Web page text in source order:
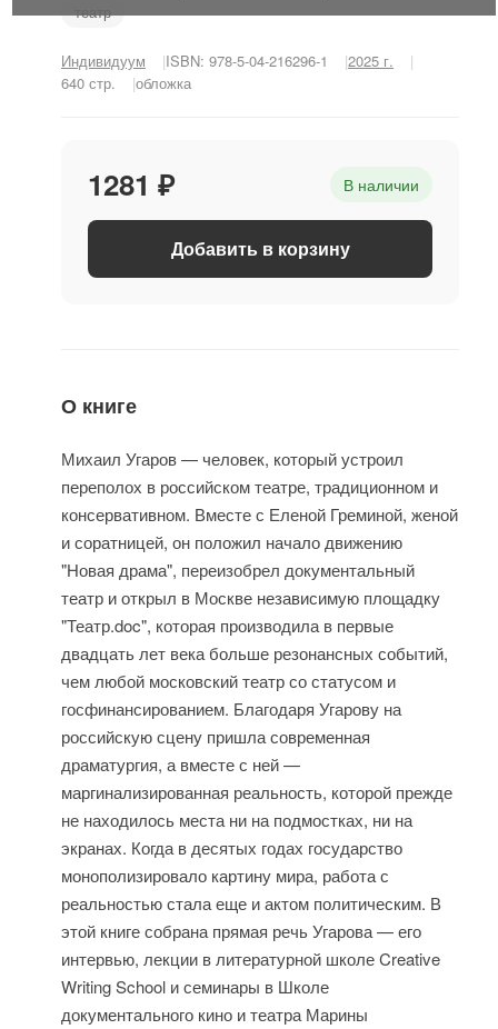
театр
Индивидуум ISBN: 978-5-04-216296-1
2025 г.
640 стр.
обложка
1281 ₽ В наличии
Добавить в корзину
О книге
Михаил Угаров — человек, который устроил
переполох в российском театре, традиционном и
консервативном. Вместе с Еленой Греминой, женой
и соратницей, он положил начало движению
"Новая драма", переизобрел документальный
театр и открыл в Москве независимую площадку
"Театр.doc", которая производила в первые
двадцать лет века больше резонансных событий,
чем любой московский театр со статусом и
госфинансированием. Благодаря Угарову на
российскую сцену пришла современная
драматургия, а вместе с ней —
маргинализированная реальность, которой прежде
не находилось места ни на подмостках, ни на
экранах. Когда в десятых годах государство
монополизировало картину мира, работа с
реальностью стала еще и актом политическим. В
этой книге собрана прямая речь Угарова — его
интервью, лекции в литературной школе Creative
Writing School и семинары в Школе
документального кино и театра Марины